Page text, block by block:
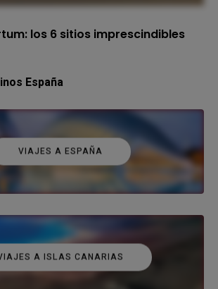
los 6 sitios imprescindibles
España
VIAJES A ESPAÑA
A ISLAS CANARIAS